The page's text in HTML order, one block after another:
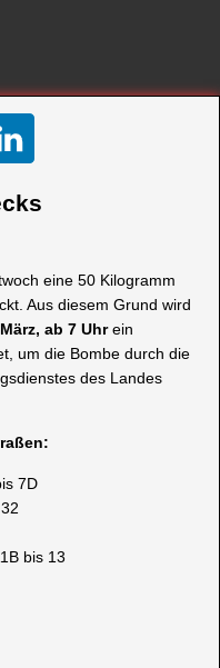
eine 50 Kilogramm
Aus diesem Grund wird
ab 7 Uhrein
um die Bombe durch die
des Landes
7D
bis 13